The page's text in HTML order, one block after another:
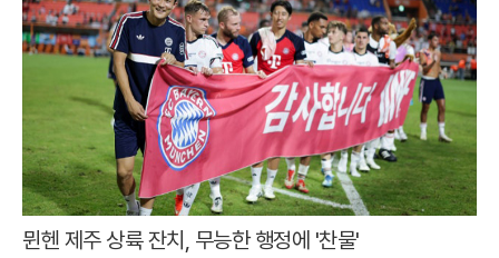
뮌헨 제주 상륙 잔치, 무능한 행정에 '찬물'